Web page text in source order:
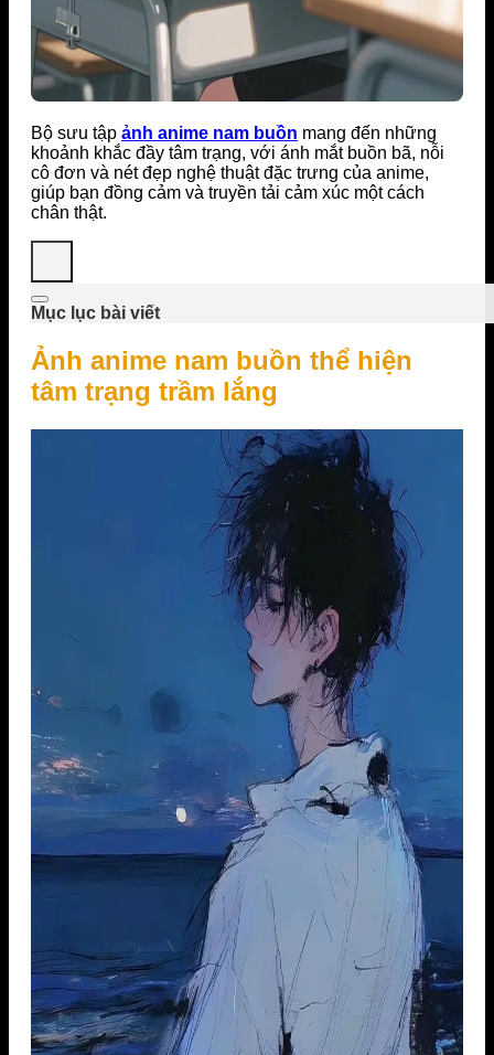
Bộ sưu tập ảnh anime nam buồn mang đến những
khoảnh khắc đầy tâm trạng, với ánh mắt buồn bã, nỗi
cô đơn và nét đẹp nghệ thuật đặc trưng của anime,
giúp bạn đồng cảm và truyền tải cảm xúc một cách
chân thật.
Mục lục bài viết
Ảnh anime nam buồn thể hiện
tâm trạng trầm lắng